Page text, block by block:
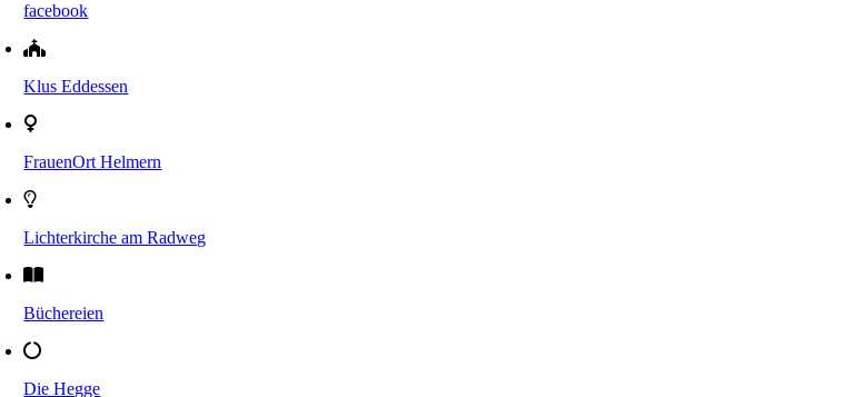
facebook
Klus Eddessen
FrauenOrt Helmern
Lichterkirche am Radweg
Büchereien
Die Hegge